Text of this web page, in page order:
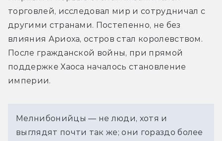
торговлей, исследовал мир и сотрудничал с
другими странами. Постепенно, не без
влияния Ариоха, остров стал королевством.
После гражданской войны, при прямой
поддержке Хаоса началось становление
империи.
Мелнибонийцы — не люди, хотя и
выглядят почти так же; они гораздо более